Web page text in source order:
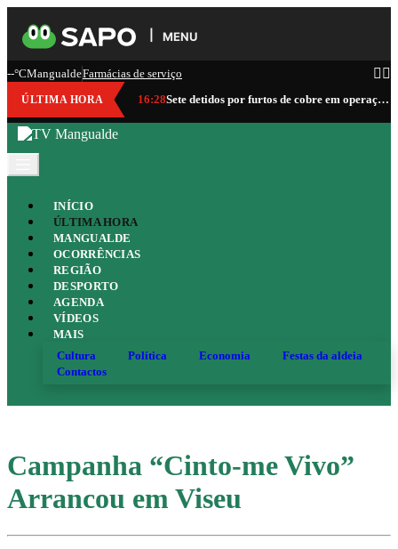
MENU
--°CMangualdeFarmácias de serviço
ÚLTIMA HORA 16:28 Sete detidos por furtos de cobre em operação da GNR que abrangeu Mangualde
INÍCIO
ÚLTIMA HORA
MANGUALDE
OCORRÊNCIAS
REGIÃO
DESPORTO
AGENDA
VÍDEOS
MAIS
Cultura
Política Economia
Festas da aldeia
Contactos
Campanha “Cinto-me Vivo”
Arrancou em Viseu